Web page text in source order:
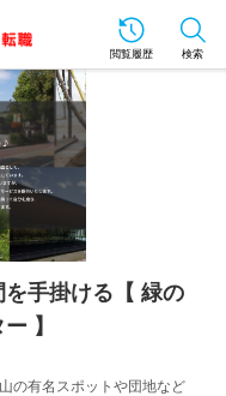
閲覧履歴 検索
手掛ける【 緑の
】
の有名スポットや団地など